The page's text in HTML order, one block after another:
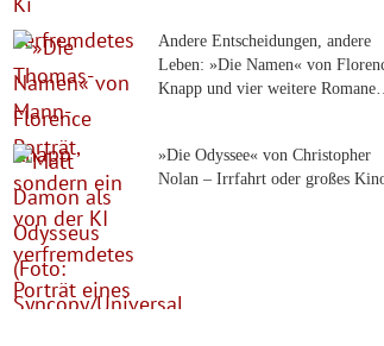
Andere Entscheidungen, andere
Leben: »Die Namen« von
Knapp und vier weitere Romane…
»Die Odyssee« von Christopher
Nolan – Irrfahrt oder großes